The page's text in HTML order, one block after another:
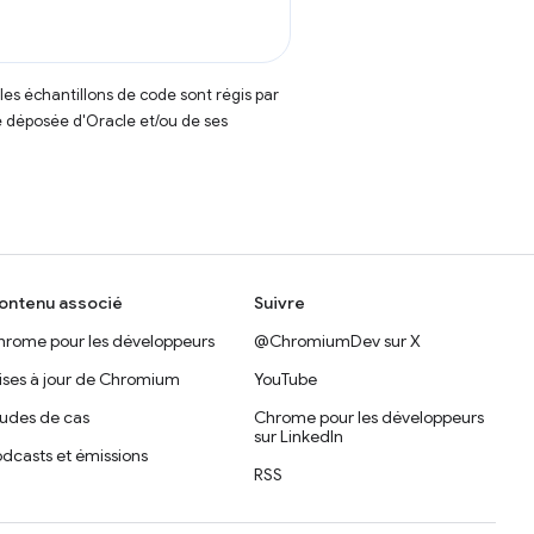
échantillons de code sont régis par
d'Oracle et/ou de ses
associé
pour les développeurs
à jour de Chromium
de cas
et émissions
Suivre
@ChromiumDev sur X
YouTube
Chrome pour les développeurs
sur LinkedIn
RSS